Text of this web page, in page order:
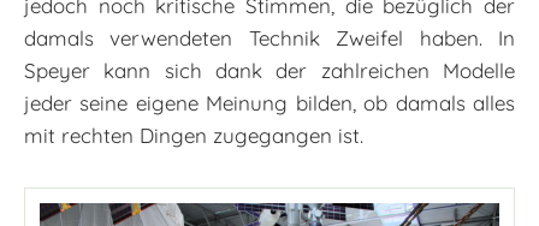
jedoch noch kritische Stimmen, die bezüglich der
damals verwendeten Technik Zweifel haben. In
Speyer kann sich dank der zahlreichen Modelle
jeder seine eigene Meinung bilden, ob damals alles
mit rechten Dingen zugegangen ist.